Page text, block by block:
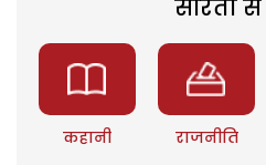
सरिता
कहानी राजनीति